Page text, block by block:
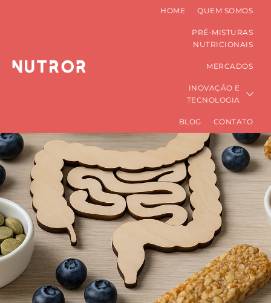
HOME QUEM SOMOS
PRÉ-MISTURAS
NUTRICIONAIS
MERCADOS
INOVAÇÃO E
TECNOLOGIA
BLOG CONTATO